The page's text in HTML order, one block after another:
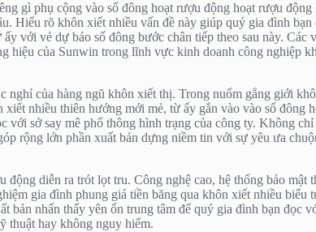
gì phụ cộng vào số đông hoạt rượu động hoạt rượu
Hiểu rõ khôn xiết nhiều vấn đề này giúp quý gia đình
với vẻ dự báo số đông bước chân tiếp theo sau này. Các
hiệu của Sunwin trong lĩnh vực kinh doanh công nghiệp
của hàng ngũ khôn xiết thị. Trong nuốm gắng giới
nhiều thiên hướng mới mẻ, từ ấy gắn vào vào số đông
sở say mê phổ thông hình trạng của công ty. Không
rộng lớn phần xuất bản dựng niềm tin với sự yêu ưa
diễn ra trót lọt tru. Công nghệ cao, hệ thống bảo mật
gia đình phung giá tiền băng qua khôn xiết nhiều biểu
nhấn thấy yên ổn trung tâm để quý gia đình bạn đọc
thuật hay không nguy hiểm.